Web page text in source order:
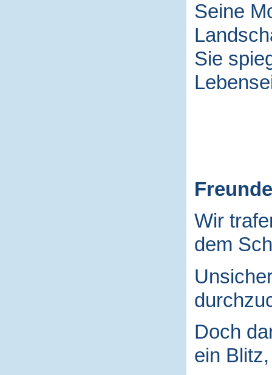
Seine
Sie
Freunde
Wir
dem
Doch
ein Blitz,